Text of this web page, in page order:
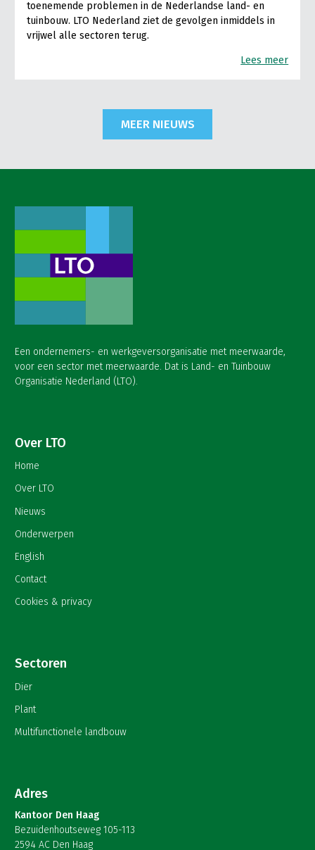
toenemende problemen in de Nederlandse land- en
tuinbouw. LTO Nederland ziet de gevolgen inmiddels in
vrijwel alle sectoren terug.
Lees meer
MEER NIEUWS
Een ondernemers- en werkgeversorganisatie met meerwaarde,
voor een sector met meerwaarde. Dat is Land- en Tuinbouw
Organisatie Nederland (LTO).
Over LTO
Home
Over LTO
Nieuws
Onderwerpen
English
Contact
Cookies & privacy
Sectoren
Dier
Plant
Multifunctionele landbouw
Adres
Kantoor Den Haag
Bezuidenhoutseweg 105-113
2594 AC Den Haag